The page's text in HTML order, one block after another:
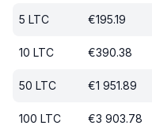
5 LTC €195.19
10 LTC €390.38
50 LTC €1 951.89
100 LTC €3 903.78